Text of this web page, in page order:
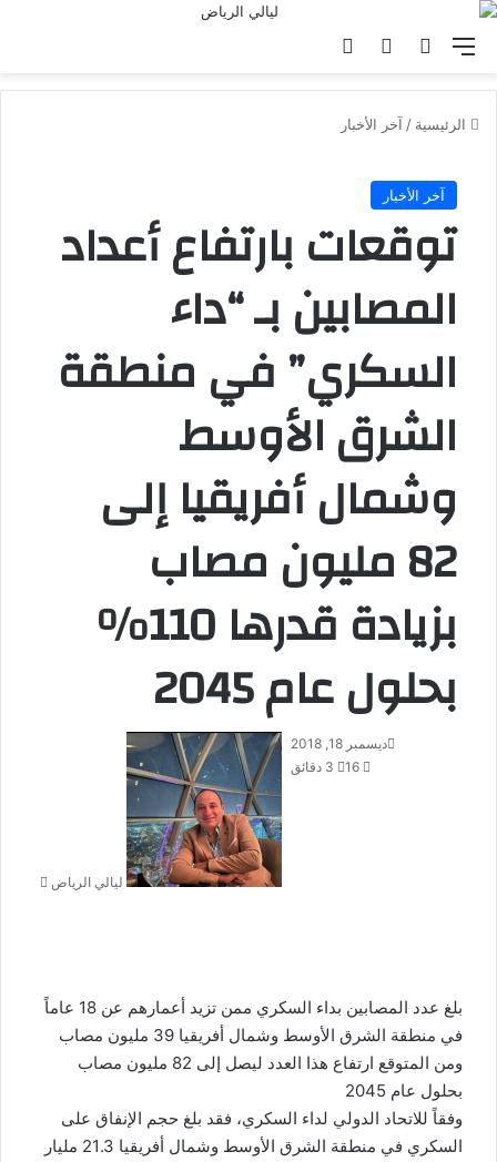
القائمة بحث عنالوضع المظلم
الرئيسية / آخر الأخبار
آخر الأخبار
توقعات بارتفاع أعداد
المصابين بـ “داء
السكري” في منطقة
الشرق الأوسط
وشمال أفريقيا إلى
82 مليون مصاب
بزيادة قدرها 110%
بحلول عام 2045
ليالي الرياض
ديسمبر 18, 2018
بلغ عدد المصابين بداء السكري ممن تزيد أعمارهم عن 18 عاماً
في منطقة الشرق الأوسط وشمال أفريقيا 39 مليون مصاب
ومن المتوقع ارتفاع هذا العدد ليصل إلى 82 مليون مصاب
بحلول عام 2045
وفقاً للاتحاد الدولي لداء السكري، فقد بلغ حجم الإنفاق على
السكري في منطقة الشرق الأوسط وشمال أفريقيا 21.3 مليار